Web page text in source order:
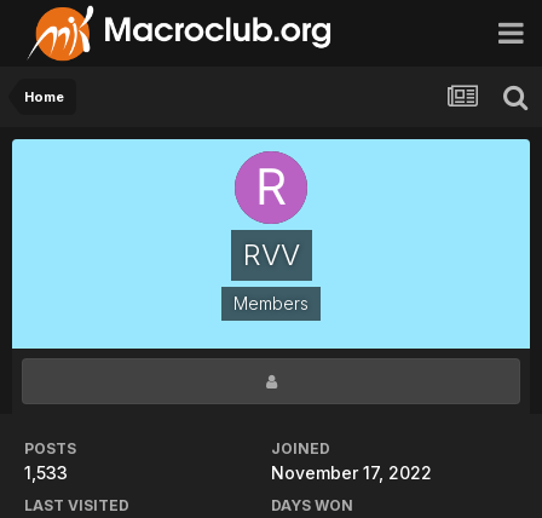
Home
RVV
Members
POSTS
1,533
JOINED
November 17, 2022
LAST VISITED DAYS WON